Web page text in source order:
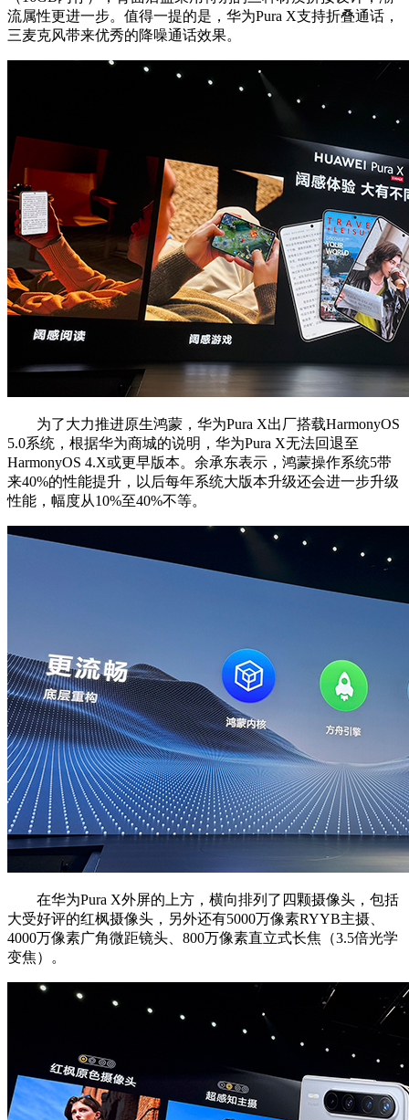
流属性更进一步。值得一提的是，华为Pura X支持折叠通话，
三麦克风带来优秀的降噪通话效果。
为了大力推进原生鸿蒙，华为Pura X出厂搭载HarmonyOS
5.0系统，根据华为商城的说明，华为Pura X无法回退至
HarmonyOS 4.X或更早版本。余承东表示，鸿蒙操作系统5带
来40%的性能提升，以后每年系统大版本升级还会进一步升级
性能，幅度从10%至40%不等。
在华为Pura X外屏的上方，横向排列了四颗摄像头，包括
大受好评的红枫摄像头，另外还有5000万像素RYYB主摄、
4000万像素广角微距镜头、800万像素直立式长焦（3.5倍光学
变焦）。